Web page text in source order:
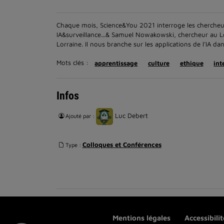
Chaque mois, Science&You 2021 interroge les
IA&surveillance...& Samuel Nowakowski, chercheur
Lorraine. Il nous branche sur les applications de l'IA
Mots clés : apprentissage culture ethique
Infos
Ajouté par : Luc Debert
Type : Colloques et Conférences
Mentions légales